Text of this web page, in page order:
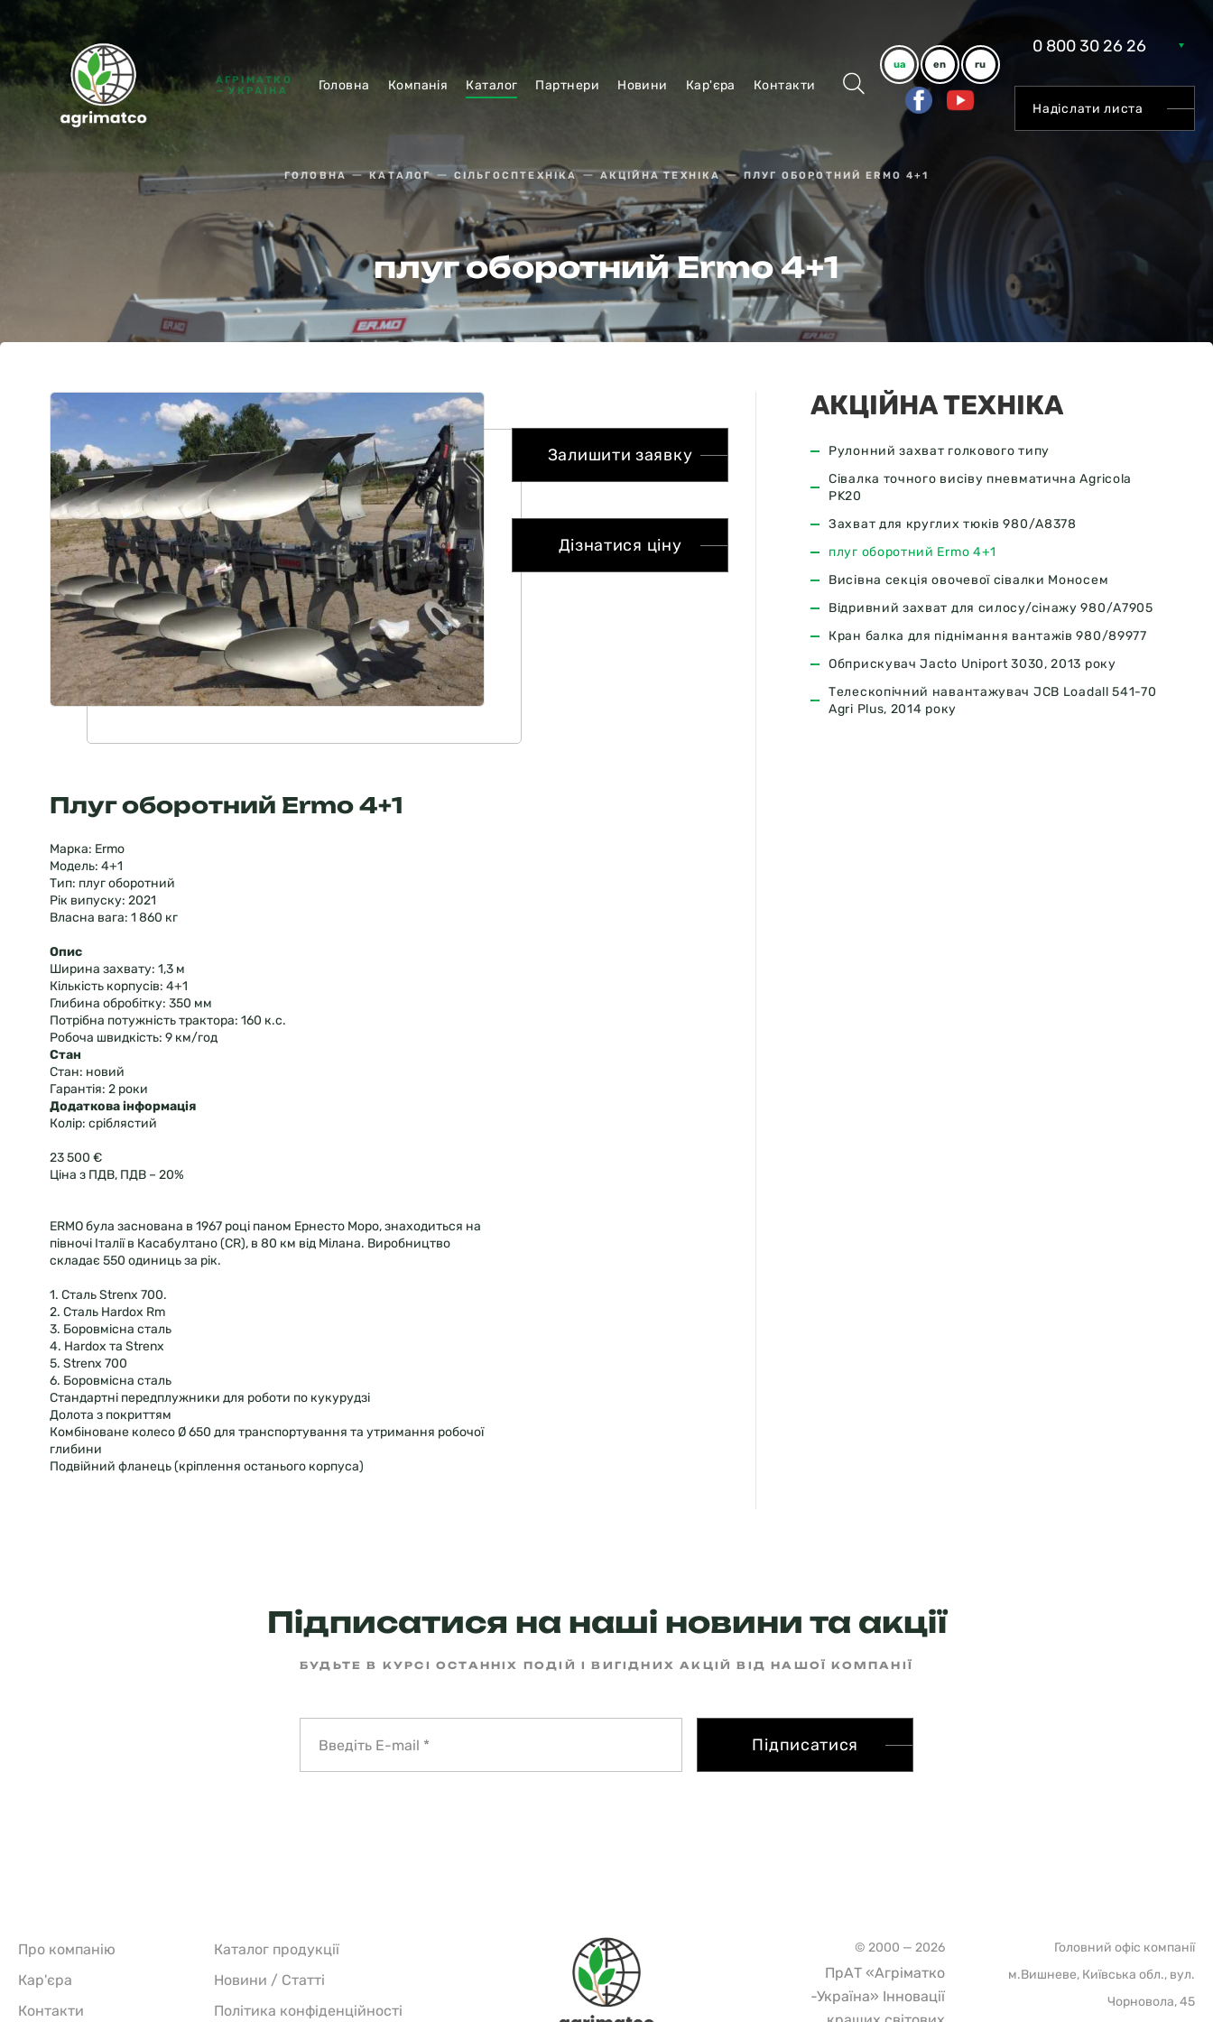
АГРІМАТКО
— УКРАЇНА
Головна Компанiя Каталог Партнери Новини Кар'єра Контакти
ua en ru
0 800 30 26 26
Надіслати листа
ГОЛОВНА КАТАЛОГ СІЛЬГОСПТЕХНІКА АКЦІЙНА ТЕХНІКА ПЛУГ ОБОРОТНИЙ ERMO 4+1
плуг оборотний Ermo 4+1
Плуг оборотний Ermo 4+1
Марка: Ermo
Модель: 4+1
Тип: плуг оборотний
Рік випуску: 2021
Власна вага: 1 860 кг
Опис
Ширина захвату: 1,3 м
Кількість корпусів: 4+1
Глибина обробітку: 350 мм
Потрібна потужність трактора: 160 к.с.
Робоча швидкість: 9 км/год
Стан
Стан: новий
Гарантія: 2 роки
Додаткова інформація
Колір: сріблястий
23 500 €
Ціна з ПДВ, ПДВ – 20%
ERMO була заснована в 1967 році паном Ернесто Моро, знаходиться на
півночі Італії в Касабултано (CR), в 80 км від Мілана. Виробництво
складає 550 одиниць за рік.
1. Сталь Strenx 700.
2. Сталь Hardox Rm
3. Боровмісна сталь
4. Hardox та Strenx
5. Strenx 700
6. Боровмісна сталь
Стандартні передплужники для роботи по кукурудзі
Долота з покриттям
Комбіноване колесо Ø 650 для транспортування та утримання робочої
глибини
Подвійний фланець (кріплення останього корпуса)
Залишити заявку
Дізнатися ціну
АКЦІЙНА ТЕХНІКА
Рулонний захват голкового типу
Сівалка точного висіву пневматична Agricola
PK20
Захват для круглих тюків 980/A8378
плуг оборотний Ermo 4+1
Висівна секція овочевої сівалки Моносем
Відривний захват для силосу/сінажу 980/А7905
Кран балка для піднімання вантажів 980/89977
Обприскувач Jacto Uniport 3030, 2013 року
Телескопічний навантажувач JCB Loadall 541-70
Agri Plus, 2014 року
Підписатися на наші новини та акції
БУДЬТЕ В КУРСІ ОСТАННІХ ПОДІЙ І ВИГІДНИХ АКЦІЙ ВІД НАШОЇ КОМПАНІЇ
Підписатися
Про компанію
Каталог продукції
Кар'єра
Новини / Статті
Контакти
Політика конфіденційності
© 2000 — 2026
ПрАТ «Агріматко
-Україна» Інновації
Головний офіс компанії
м.Вишневе, Київська обл., вул.
Чорновола, 45